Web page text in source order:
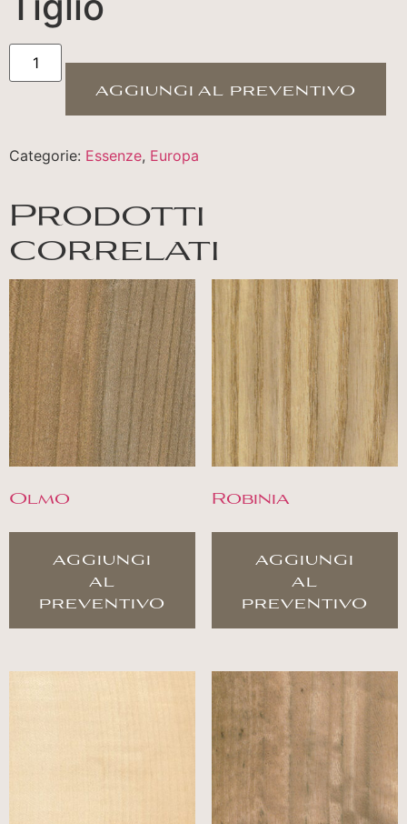
aggiungi al preventivo
Categorie: Essenze, Europa
Prodotti
correlati
Olmo
aggiungi
al
preventivo
Robinia
aggiungi
al
preventivo